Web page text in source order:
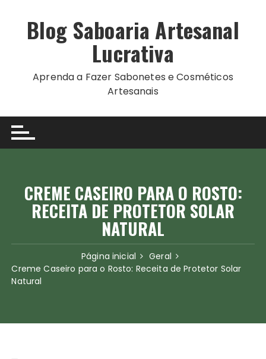
Blog Saboaria Artesanal
Lucrativa
Aprenda a Fazer Sabonetes e Cosméticos
Artesanais
CREME CASEIRO PARA O ROSTO:
RECEITA DE PROTETOR SOLAR
NATURAL
Página inicial
Geral
Creme Caseiro para o Rosto: Receita de Protetor Solar
Natural